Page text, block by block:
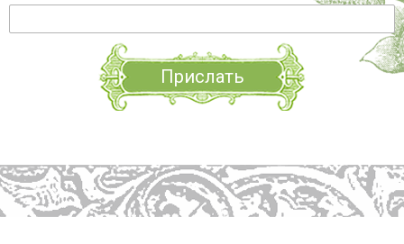
Прислать